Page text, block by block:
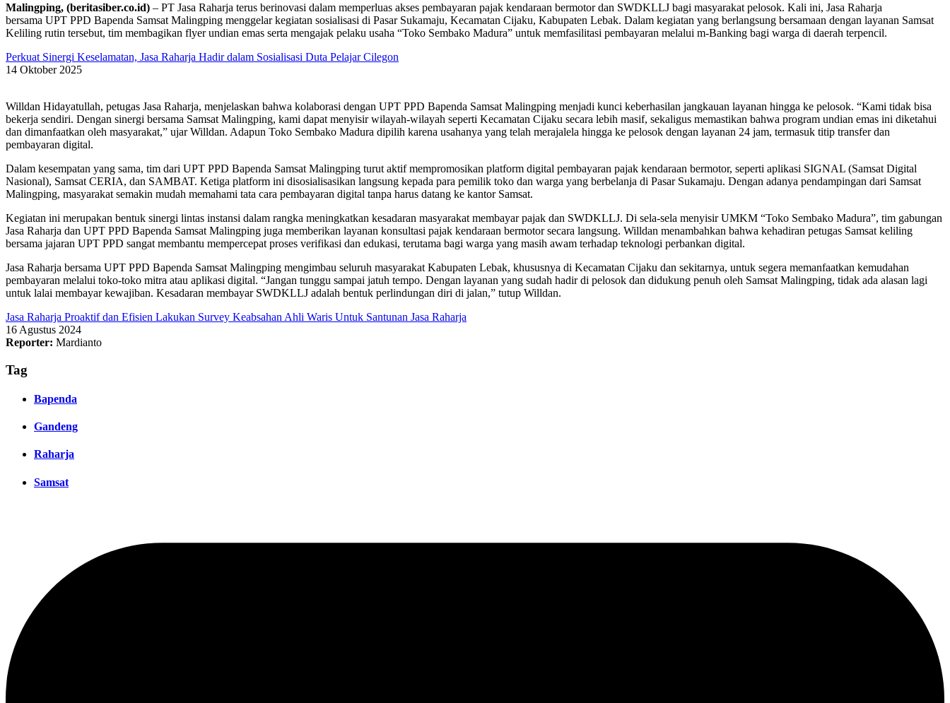
Malingping, (beritasiber.co.id) – PT Jasa Raharja terus berinovasi dalam memperluas akses pembayaran pajak kendaraan bermotor dan SWDKLLJ bagi masyarakat pelosok. Kali ini, Jasa Raharja
bersama UPT PPD Bapenda Samsat Malingping menggelar kegiatan sosialisasi di Pasar Sukamaju, Kecamatan Cijaku, Kabupaten Lebak. Dalam kegiatan yang berlangsung bersamaan dengan layanan Samsat
Keliling rutin tersebut, tim membagikan flyer undian emas serta mengajak pelaku usaha “Toko Sembako Madura” untuk memfasilitasi pembayaran melalui m-Banking bagi warga di daerah terpencil.
Perkuat Sinergi Keselamatan, Jasa Raharja Hadir dalam Sosialisasi Duta Pelajar Cilegon
14 Oktober 2025
Willdan Hidayatullah, petugas Jasa Raharja, menjelaskan bahwa kolaborasi dengan UPT PPD Bapenda Samsat Malingping menjadi kunci keberhasilan jangkauan layanan hingga ke pelosok. “Kami tidak bisa
bekerja sendiri. Dengan sinergi bersama Samsat Malingping, kami dapat menyisir wilayah-wilayah seperti Kecamatan Cijaku secara lebih masif, sekaligus memastikan bahwa program undian emas ini diketahui
dan dimanfaatkan oleh masyarakat,” ujar Willdan. Adapun Toko Sembako Madura dipilih karena usahanya yang telah merajalela hingga ke pelosok dengan layanan 24 jam, termasuk titip transfer dan
pembayaran digital.
Dalam kesempatan yang sama, tim dari UPT PPD Bapenda Samsat Malingping turut aktif mempromosikan platform digital pembayaran pajak kendaraan bermotor, seperti aplikasi SIGNAL (Samsat Digital
Nasional), Samsat CERIA, dan SAMBAT. Ketiga platform ini disosialisasikan langsung kepada para pemilik toko dan warga yang berbelanja di Pasar Sukamaju. Dengan adanya pendampingan dari Samsat
Malingping, masyarakat semakin mudah memahami tata cara pembayaran digital tanpa harus datang ke kantor Samsat.
Kegiatan ini merupakan bentuk sinergi lintas instansi dalam rangka meningkatkan kesadaran masyarakat membayar pajak dan SWDKLLJ. Di sela-sela menyisir UMKM “Toko Sembako Madura”, tim gabungan
Jasa Raharja dan UPT PPD Bapenda Samsat Malingping juga memberikan layanan konsultasi pajak kendaraan bermotor secara langsung. Willdan menambahkan bahwa kehadiran petugas Samsat keliling
bersama jajaran UPT PPD sangat membantu mempercepat proses verifikasi dan edukasi, terutama bagi warga yang masih awam terhadap teknologi perbankan digital.
Jasa Raharja bersama UPT PPD Bapenda Samsat Malingping mengimbau seluruh masyarakat Kabupaten Lebak, khususnya di Kecamatan Cijaku dan sekitarnya, untuk segera memanfaatkan kemudahan
pembayaran melalui toko-toko mitra atau aplikasi digital. “Jangan tunggu sampai jatuh tempo. Dengan layanan yang sudah hadir di pelosok dan didukung penuh oleh Samsat Malingping, tidak ada alasan lagi
untuk lalai membayar kewajiban. Kesadaran membayar SWDKLLJ adalah bentuk perlindungan diri di jalan,” tutup Willdan.
Jasa Raharja Proaktif dan Efisien Lakukan Survey Keabsahan Ahli Waris Untuk Santunan Jasa Raharja
16 Agustus 2024
Reporter: Mardianto
Tag
Bapenda
Gandeng
Raharja
Samsat